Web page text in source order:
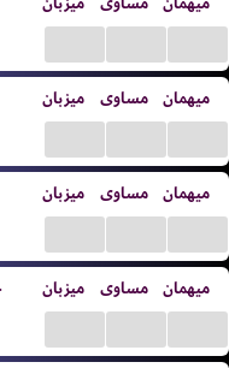
میزبان مساوی میهمان
میزبان مساوی میهمان
میزبان مساوی میهمان